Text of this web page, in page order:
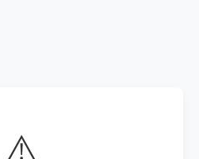
⚠️